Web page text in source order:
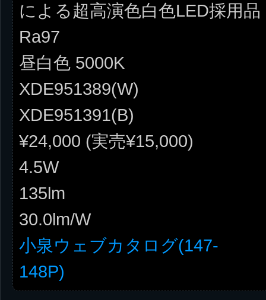
による超高演色白色LED採用品
Ra97
昼白色 5000K
XDE951389(W)
XDE951391(B)
¥24,000 (実売¥15,000)
4.5W
135lm
30.0lm/W
小泉ウェブカタログ(147-
148P)